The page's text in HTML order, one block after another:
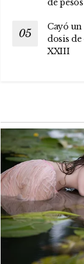
de pesos
Cayó
dosis de
XXIII